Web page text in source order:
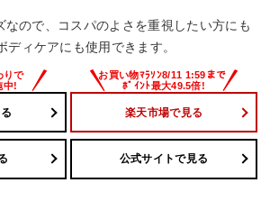
ので、コスパのよさを重視したい方にも
ディケアにも使用できます。
楽天市場で見る
公式サイトで見る